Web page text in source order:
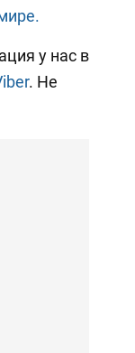
у нас в
. Не